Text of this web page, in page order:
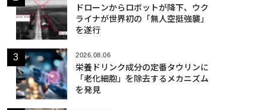
ドローンからロボットが降下、ウク
ライナが世界初の「無人空挺強襲」
を遂行
2026.08.06
栄養ドリンク成分の定番タウリンに
「老化細胞」を除去するメカニズム
を発見